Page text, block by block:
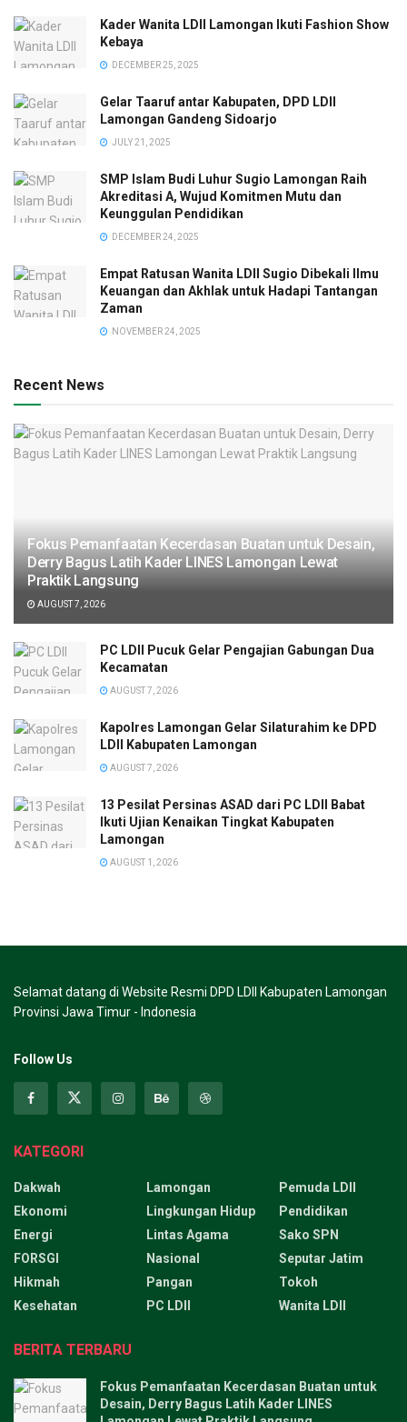
Kader Wanita LDII Lamongan Ikuti Fashion Show
Kebaya
DECEMBER 25, 2025
Gelar Taaruf antar Kabupaten, DPD LDII
Lamongan Gandeng Sidoarjo
JULY 21, 2025
SMP Islam Budi Luhur Sugio Lamongan Raih
Akreditasi A, Wujud Komitmen Mutu dan
Keunggulan Pendidikan
DECEMBER 24, 2025
Empat Ratusan Wanita LDII Sugio Dibekali Ilmu
Keuangan dan Akhlak untuk Hadapi Tantangan
Zaman
NOVEMBER 24, 2025
Recent News
Fokus Pemanfaatan Kecerdasan Buatan untuk Desain,
Derry Bagus Latih Kader LINES Lamongan Lewat
Praktik Langsung
AUGUST 7, 2026
PC LDII Pucuk Gelar Pengajian Gabungan Dua
Kecamatan
AUGUST 7, 2026
Kapolres Lamongan Gelar Silaturahim ke DPD
LDII Kabupaten Lamongan
AUGUST 7, 2026
13 Pesilat Persinas ASAD dari PC LDII Babat
Ikuti Ujian Kenaikan Tingkat Kabupaten
Lamongan
AUGUST 1, 2026
Selamat datang di Website Resmi DPD LDII Kabupaten Lamongan
Provinsi Jawa Timur - Indonesia
Follow Us
KATEGORI
Dakwah
Ekonomi
Energi
FORSGI
Hikmah
Kesehatan
Lamongan
Lingkungan Hidup
Lintas Agama
Nasional
Pangan
PC LDII
Pemuda LDII
Pendidikan
Sako SPN
Seputar Jatim
Tokoh
Wanita LDII
BERITA TERBARU
Fokus Pemanfaatan Kecerdasan Buatan untuk
Desain, Derry Bagus Latih Kader LINES